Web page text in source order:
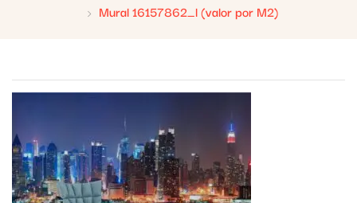
Mural 16157862_l (valor por M2)